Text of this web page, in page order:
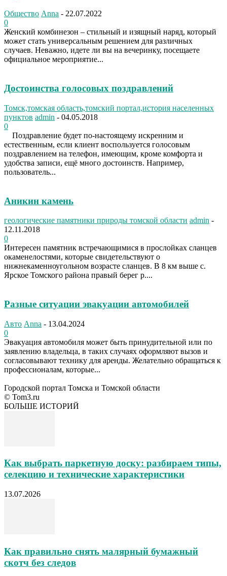
Общество Anna - 22.07.2022
0
Женский комбинезон – стильный и изящный наряд, который
может стать универсальным решением для различных
случаев. Неважно, идете ли вы на вечеринку, посещаете
официальное мероприятие...
Достоинства голосовых поздравлений
Томск,томская область,томский портал,история населенных
пунктов admin - 04.05.2018
0
Поздравление будет по-настоящему искренним и
естественным, если клиент воспользуется голосовым
поздравлением на телефон, имеющим, кроме комфорта и
удобства записи, ещё много достоинств. Например,
пользователь...
Аникин камень
геологические памятники природы томской области admin -
12.11.2018
0
Интересен памятник встречающимися в прослойках сланцев
окаменелостями, которые свидетельствуют о
нижнекаменноугольном возрасте сланцев. В 8 км выше с.
Ярское Томского района правый берег р....
Разные ситуации эвакуации автомобилей
Авто Anna - 13.04.2024
0
Эвакуация автомобиля может быть принудительной или по
заявлению владельца, в таких случаях оформляют вызов и
согласовывают технику для аренды. Желательно обращаться к
профессионалам, которые...
Городской портал Томска и Томской области
© Tom3.ru
БОЛЬШЕ ИСТОРИЙ
Как выбрать паркетную доску: разбираем типы,
селекцию и технические характеристики
13.07.2026
Как правильно снять малярный бумажный
скотч без следов